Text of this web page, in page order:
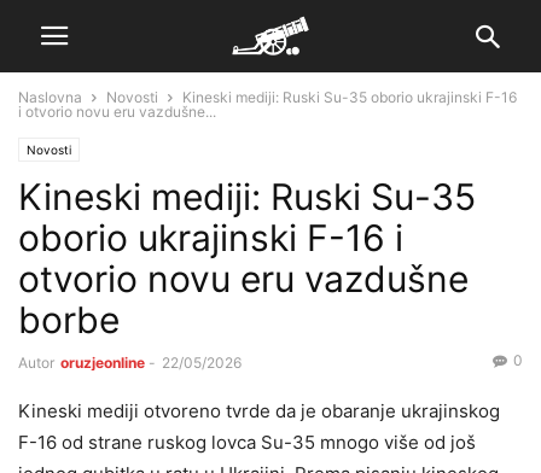
Naslovna Novosti
Kineski mediji: Ruski Su-35 oborio ukrajinski F-16
i otvorio novu eru vazdušne...
Novosti
Kineski mediji: Ruski Su-35
oborio ukrajinski F-16 i
otvorio novu eru vazdušne
borbe
Autor oruzjeonline - 22/05/2026 0
Kineski mediji otvoreno tvrde da je obaranje ukrajinskog
F-16 od strane ruskog lovca Su-35 mnogo više od još